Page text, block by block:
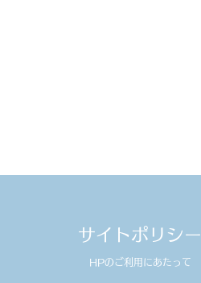
サイトポリシー
HPのご利用にあたって